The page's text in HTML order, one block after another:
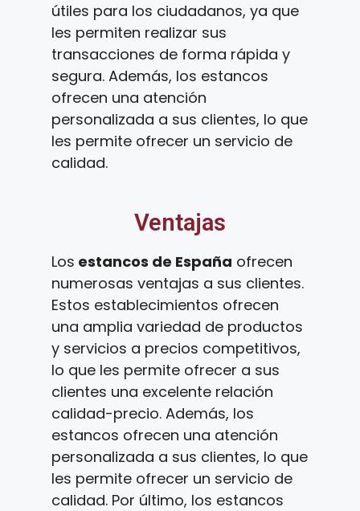
útiles para los ciudadanos, ya que
les permiten realizar sus
transacciones de forma rápida y
segura. Además, los estancos
ofrecen una atención
personalizada a sus clientes, lo que
les permite ofrecer un servicio de
calidad.
Ventajas
Los estancos de España ofrecen
numerosas ventajas a sus clientes.
Estos establecimientos ofrecen
una amplia variedad de productos
y servicios a precios competitivos,
lo que les permite ofrecer a sus
clientes una excelente relación
calidad-precio. Además, los
estancos ofrecen una atención
personalizada a sus clientes, lo que
les permite ofrecer un servicio de
calidad. Por último, los estancos